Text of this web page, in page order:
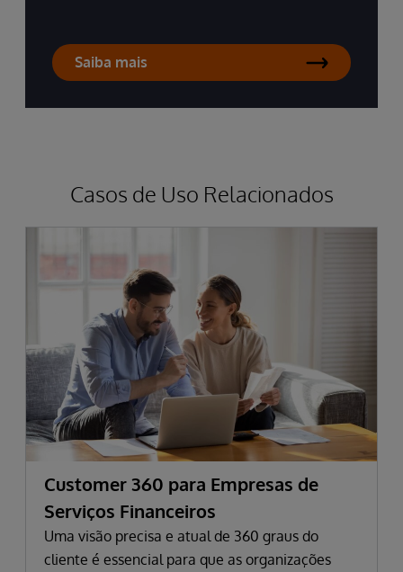
Saiba mais
Casos de Uso Relacionados
Customer 360 para Empresas de
Serviços Financeiros
Uma visão precisa e atual de 360 graus do
cliente é essencial para que as organizações